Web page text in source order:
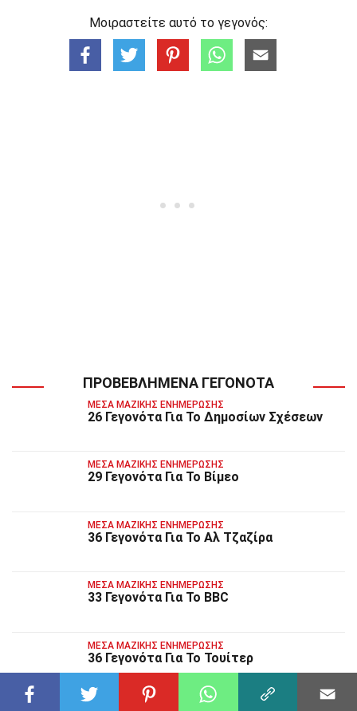
Μοιραστείτε αυτό το γεγονός:
ΠΡΟΒΕΒΛΗΜΈΝΑ ΓΕΓΟΝΌΤΑ
ΜΈΣΑ ΜΑΖΙΚΉΣ ΕΝΗΜΈΡΩΣΗΣ
26 Γεγονότα Για Το Δημοσίων Σχέσεων
ΜΈΣΑ ΜΑΖΙΚΉΣ ΕΝΗΜΈΡΩΣΗΣ
29 Γεγονότα Για Το Βίμεο
ΜΈΣΑ ΜΑΖΙΚΉΣ ΕΝΗΜΈΡΩΣΗΣ
36 Γεγονότα Για Το Αλ Τζαζίρα
ΜΈΣΑ ΜΑΖΙΚΉΣ ΕΝΗΜΈΡΩΣΗΣ
33 Γεγονότα Για Το BBC
ΜΈΣΑ ΜΑΖΙΚΉΣ ΕΝΗΜΈΡΩΣΗΣ
36 Γεγονότα Για Το Τουίτερ
ΜΈΣΑ ΜΑΖΙΚΉΣ ΕΝΗΜΈΡΩΣΗΣ